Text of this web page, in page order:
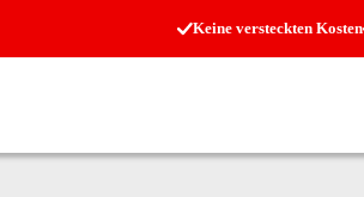
Keine versteckten Kosten